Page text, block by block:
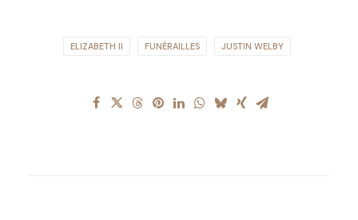
ELIZABETH II FUNÉRAILLES JUSTIN WELBY